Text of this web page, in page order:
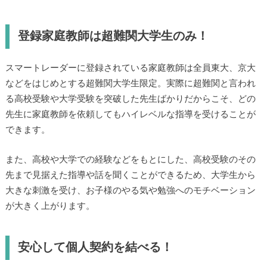
登録家庭教師は超難関大学生のみ！
スマートレーダーに登録されている家庭教師は全員東大、京大
などをはじめとする超難関大学生限定。実際に超難関と言われ
る高校受験や大学受験を突破した先生ばかりだからこそ、どの
先生に家庭教師を依頼してもハイレベルな指導を受けることが
できます。
また、高校や大学での経験などをもとにした、高校受験のその
先まで見据えた指導や話を聞くことができるため、大学生から
大きな刺激を受け、お子様のやる気や勉強へのモチベーション
が大きく上がります。
安心して個人契約を結べる！